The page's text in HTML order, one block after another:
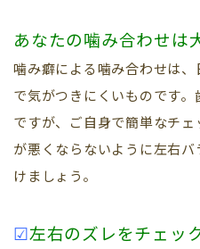
あなたの噛み合わせは
噛み癖による噛み合わせは
で気がつきにくいものです
ですが、ご自身で簡単なチ
が悪くならないように左右
けましょう。
☑左右のズレをチェッ